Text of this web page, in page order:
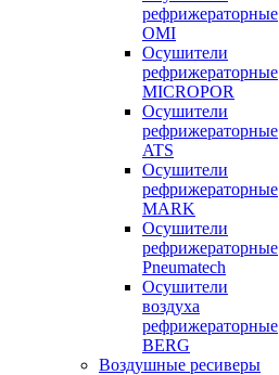
рефрижераторные
OMI
Осушители
рефрижераторные
MICROPOR
Осушители
рефрижераторные
ATS
Осушители
рефрижераторные
MARK
Осушители
рефрижераторные
Pneumatech
Осушители
воздуха
рефрижераторные
BERG
Воздушные ресиверы